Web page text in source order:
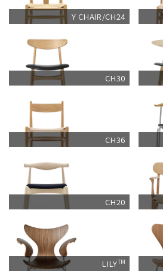
Y CHAIR/CH24
CH30
CH36
CH20
LILYTM